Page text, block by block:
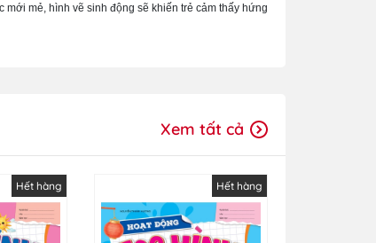
mẻ, hình vẽ sinh động sẽ khiến trẻ cảm thấy hứng
Xem tất cả
Hết hàng Hết hàng